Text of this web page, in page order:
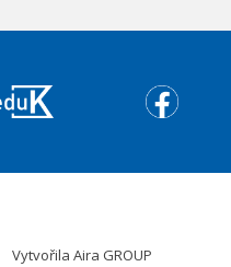
VytvořilaAira GROUP